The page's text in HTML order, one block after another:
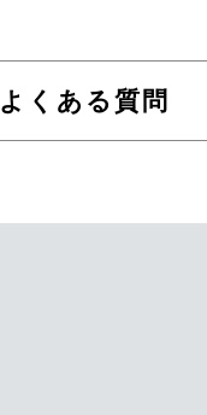
よくある質問